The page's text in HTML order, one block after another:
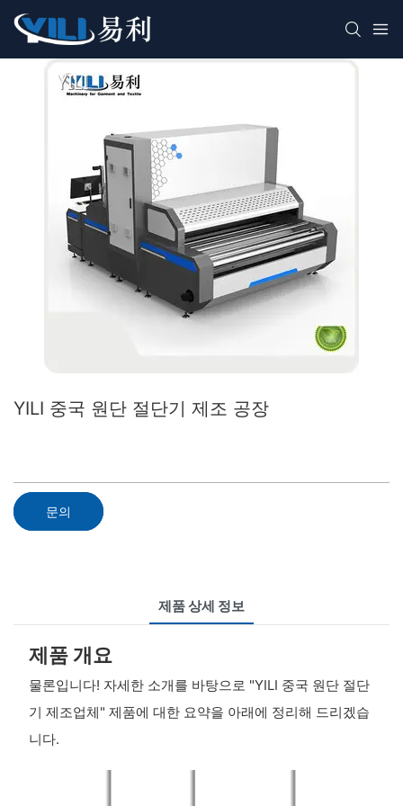
YILI 중국 원단 절단기 제조 공장
문의
제품 상세 정보
제품 개요
물론입니다! 자세한 소개를 바탕으로 "YILI 중국 원단 절단
기 제조업체" 제품에 대한 요약을 아래에 정리해 드리겠습
니다.